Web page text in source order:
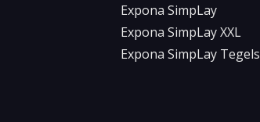
Expona SimpLay
Expona SimpLay XXL
Expona SimpLay Tegels